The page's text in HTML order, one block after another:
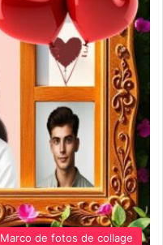
Marco de fotos de collage